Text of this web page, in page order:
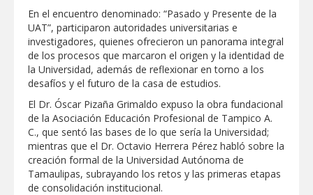
Intensificó Municipio programa de
bacheo en cuatro colonias de Reynosa
En el encuentro denominado: “Pasado y Presente de la
UAT”, participaron autoridades universitarias e
investigadores, quienes ofrecieron un panorama integral
de los procesos que marcaron el origen y la identidad de
la Universidad, además de reflexionar en torno a los
desafíos y el futuro de la casa de estudios.
El Dr. Óscar Pizaña Grimaldo expuso la obra fundacional
de la Asociación Educación Profesional de Tampico A.
C., que sentó las bases de lo que sería la Universidad;
mientras que el Dr. Octavio Herrera Pérez habló sobre la
creación formal de la Universidad Autónoma de
Tamaulipas, subrayando los retos y las primeras etapas
de consolidación institucional.